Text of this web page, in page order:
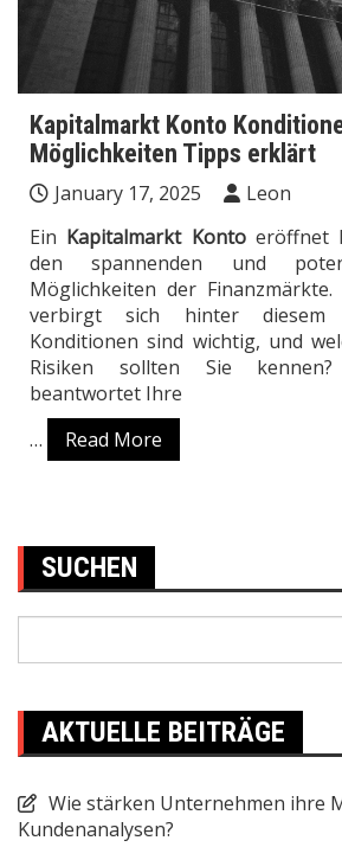
Kapitalmarkt Konto
Möglichkeiten Tipps erklärt
January 17, 2025
Leon
Ein Kapitalmarkt Kontoeröffnet
den spannenden und
Möglichkeiten der
verbirgt sich hinter diesem
Konditionen sind wichtig, und
Risiken sollten Sie
beantwortet Ihre
…
Read More
SUCHEN
AKTUELLE BEITRÄGE
Wie stärken Unternehmen ihre
Kundenanalysen?